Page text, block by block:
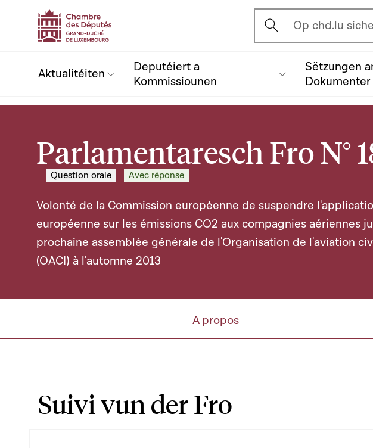
Ouvrir l'écran de
Op chd.lu
Aktualitéiten
Deputéiert a
Kommissiounen
Sëtzungen
Dokumenter
Parlamentaresch Fro N°
Question orale Avec réponse
Volonté de la Commission européenne de suspendre
européenne sur les émissions CO2 aux compagnies aériennes
prochaine assemblée générale de l'Organisation de l'aviation
(OACI) à l'automne 2013
A propos
Suivi vun der Fro